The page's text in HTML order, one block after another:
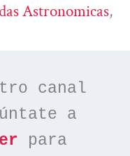
Astronomicas
canal
a
para